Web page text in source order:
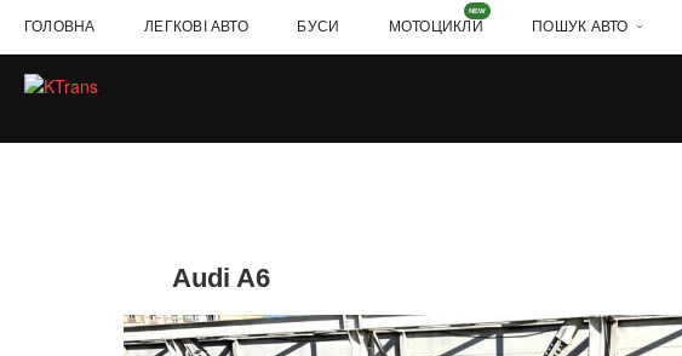
ГОЛОВНА ЛЕГКОВІ АВТО БУСИ
NEW
МОТОЦИКЛИ ПОШУК АВТО
Audi A6